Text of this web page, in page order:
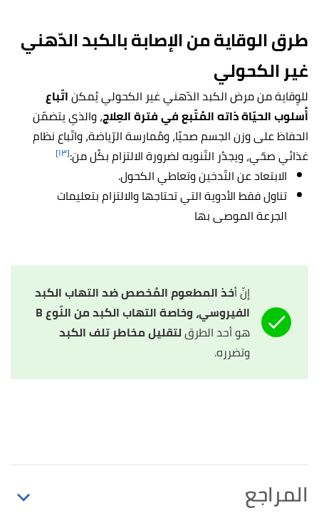
طرق الوقاية من الإصابة بالكبد الدّهني
غير الكحولي
للوِقاية من مرض الكبد الدّهني غير الكحولي يُمكناتّباع
أُسلوب الحيّاة ذاته المُتّبع في فترة العِلاج، والذي يتضمّن
الحفاظ على وزن الجسم صحيًا، ومُمارسة الرّياضة، واتّباع نظام
غذائي صحّي، ويجدُر التّنويه لضرورة الالتزام بكُل من:[١٣]
الابتعاد عن التّدخين وتعاطي الكحول.
تناول فقط الأدوية التي تحتاجها والالتزام بتعليمات
الجرعة الموصى بها
إنّ أخذ المطعوم المُخصص ضد التهاب الكبد
الفيروسي، وخاصة التهاب الكبد من النّوع B
هو أحد الطرقلتقليل مخاطر تلف الكبد
وتضرره.
المراجع